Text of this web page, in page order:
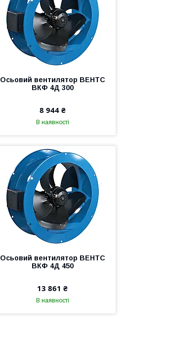
Осьовий вентилятор ВЕНТС
ВКФ 4Д 300
8 944 ₴
В наявності
Осьовий вентилятор ВЕНТС
ВКФ 4Д 450
13 861 ₴
В наявності